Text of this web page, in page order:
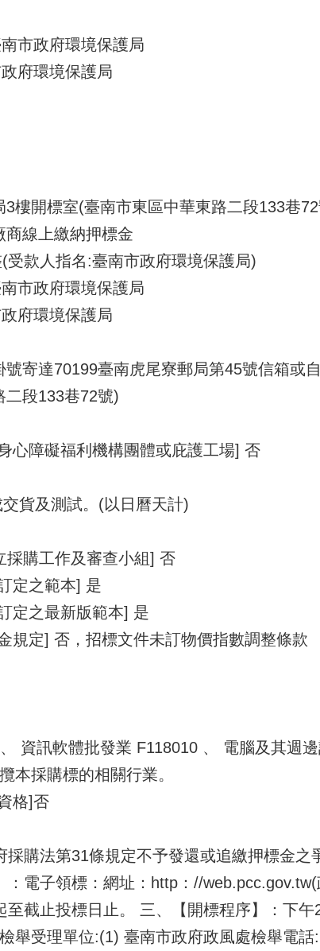
市政府環境保護局
府環境保護局
樓開標室(臺南市東區中華東路二段133巷
商線上繳納押標金
受款人指名:臺南市政府環境保護局)
市政府環境保護局
府環境保護局
寄達70199臺南虎尾寮郵局第45號信箱或
二段133巷72號)
心障礙福利機構團體或庇護工場] 否
貨及測試。(以日曆天計)
採購工作及審查小組] 否
定之範本] 是
定之最新版範本] 是
規定] 否，招標文件未訂物價指數調整條款
資訊軟體批發業 F118010 、 電腦及其週
本採購標的相關行業。
格]否
購法第31條規定不予發還或追繳押標金之
：電子領標：網址：http：//
至截止投標日止。 三、【開標程序】：下
舉受理單位:(1) 臺南市政府政風處檢舉電